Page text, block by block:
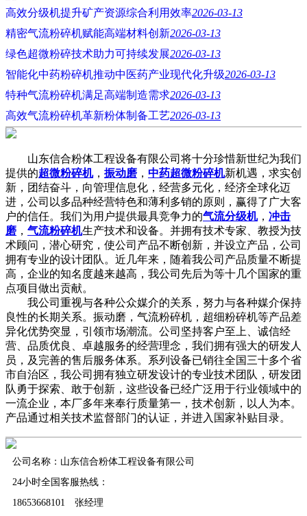
高效分级机提升矿产资源综合利用效率2026-03-13
精密气流粉碎机赋能高端材料创新2026-03-13
绿色超微粉碎技术助力可持续发展2026-03-13
智能化中药粉碎机推动中医药产业现代化升级2026-03-13
特种气流粉碎机满足高端制造需求2026-03-13
高效气流粉碎机革新粉体制备工艺2026-03-13
山东信合粉体工程设备有限公司将十分珍惜新世纪为我们
提供的超微粉碎机， 振动磨 ， 中药超微粉碎机新机遇，求实创
新，团结奋斗，向管理信息化，经营多元化，经济全球化迈
进，公司以多品种经营特色和薄利多销的原则，赢得了广大客
户的信任。我们为用户提供最具竞争力的气流分级机， 冲击
磨 ， 气流粉碎机生产技术和设备。并拥有技术专家、教授为技
术顾问，潜心研究，使公司产品不断创新，并设立产品，公司
拥有专业的设计团队。近几年来，随着我公司产品质量不断提
高，企业的知名度越来越高，我公司先后为等十几个国家的重
点项目做出贡献。
我公司重视与各种公众媒介的关系，努力与各种媒介保持
良性的长期关系。振动磨，气流粉碎机，超细粉碎机等产品差
异化优势突显，引领市场潮流。公司坚持客户至上、诚信经
营、品质优良、卓越服务的经营理念，我们拥有强大的研发人
员，及完善的售后服务体系。系列设备已销往全国三十多个省
市自治区，我公司拥有独立研发设计的专业技术团队，研发团
队勇于探索、敢于创新，这些设备已经广泛用于行业领域中的
一流企业，本厂多年来奉行质量第一，技术创新，以人为本。
产品通过相关技术监督部门的认证，并进入国家补贴目录。
公司名称：山东信合粉体工程设备有限公司
24小时全国客服热线：
18653668101 张经理